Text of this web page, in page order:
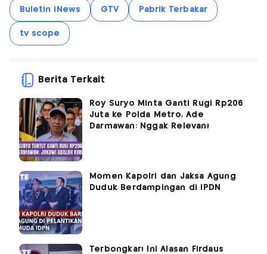
Buletin iNews GTV Pabrik Terbakar
tv scope
Berita Terkait
Roy Suryo Minta Ganti Rugi Rp206
Juta ke Polda Metro, Ade
Darmawan: Nggak Relevan!
Momen Kapolri dan Jaksa Agung
Duduk Berdampingan di IPDN
Terbongkar! Ini Alasan Firdaus